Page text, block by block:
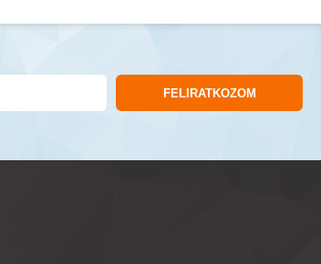
FELIRATKOZOM